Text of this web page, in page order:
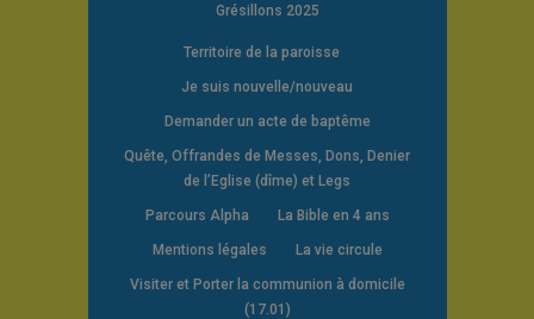
Grésillons 2025
Territoire de la paroisse
Je suis nouvelle/nouveau
Demander un acte de baptême
Quête, Offrandes de Messes, Dons, Denier
de l’Eglise (dîme) et Legs
Parcours Alpha La Bible en 4 ans
Mentions légales La vie circule
Visiter et Porter la communion à domicile
(17.01)